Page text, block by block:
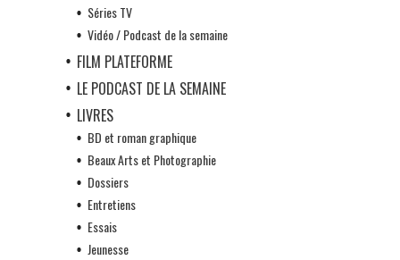
Séries TV
Vidéo / Podcast de la semaine
FILM PLATEFORME
LE PODCAST DE LA SEMAINE
LIVRES
BD et roman graphique
Beaux Arts et Photographie
Dossiers
Entretiens
Essais
Jeunesse